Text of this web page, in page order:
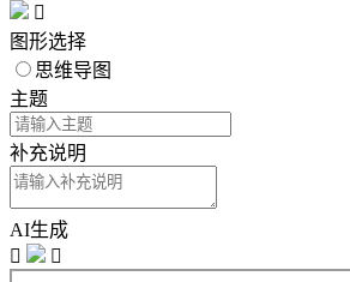

图形选择
思维导图
主题
补充说明
AI生成

